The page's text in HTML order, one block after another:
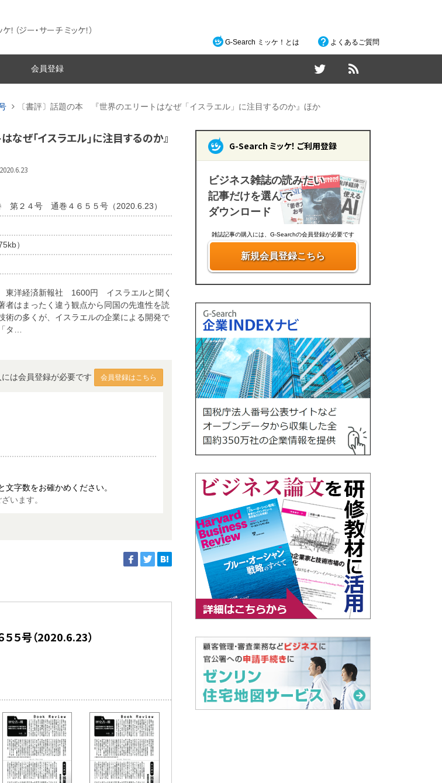
！ （ジー・サーチ ミッケ！）
G-Search ミッケ！とは よくあるご質問
会員登録
〔書評〕話題の本 『世界のエリートはなぜ「イスラエル」に注目するのか』ほか
なぜ「イスラエル」に注目するのか』
第２４号 通巻４６５５号（2020.6.23）
）
洋経済新報社 1600円 イスラエルと聞く
者はまったく違う観点から同国の先進性を読
術の多くが、イスラエルの企業による開発で
タ…
は会員登録が必要です 会員登録はこちら
文字数をお確かめください。
います。
５号（2020.6.23）
G-Search ミッケ！ ご利用登録
ビジネス雑誌の読みたい
記事だけを選んで
ダウンロード
雑誌記事の購入には、G-Searchの会員登録が必要です
新規会員登録こちら